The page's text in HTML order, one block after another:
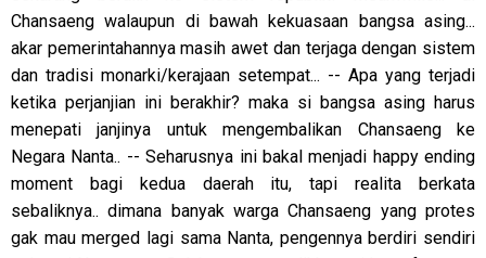
Chansaeng walaupun di bawah kekuasaan bangsa asing...
akar pemerintahannya masih awet dan terjaga dengan sistem
dan tradisi monarki/kerajaan setempat... -- Apa yang terjadi
ketika perjanjian ini berakhir? maka si bangsa asing harus
menepati janjinya untuk mengembalikan Chansaeng ke
Negara Nanta.. -- Seharusnya ini bakal menjadi happy ending
moment bagi kedua daerah itu, tapi realita berkata
sebaliknya.. dimana banyak warga Chansaeng yang protes
gak mau merged lagi sama Nanta, pengennya berdiri sendiri